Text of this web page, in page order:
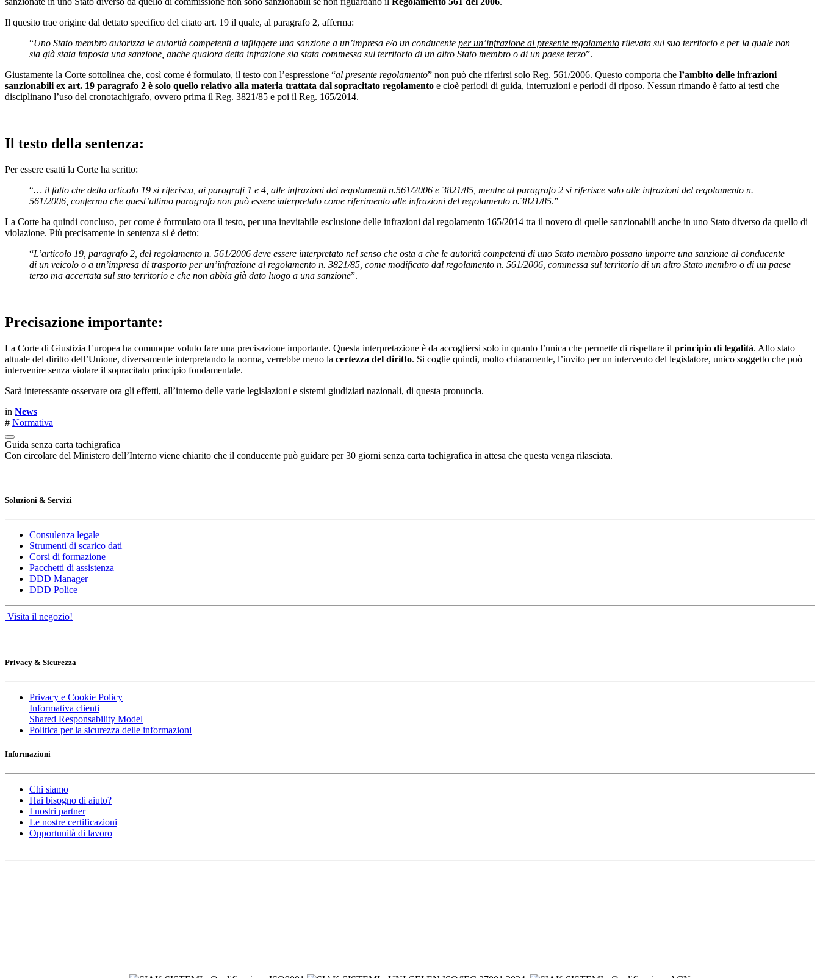
Il quesito trae origine dal dettato specifico del citato art. 19 il quale, al paragrafo 2, afferma:
“Uno Stato membro autorizza le autorità competenti a infliggere una sanzione a un’impresa e/o un conducente per un’infrazione al presente regolamento rilevata sul suo territorio e per la quale non
sia già stata imposta una sanzione, anche qualora detta infrazione sia stata commessa sul territorio di un altro Stato membro o di un paese terzo”.
Giustamente la Corte sottolinea che, così come è formulato, il testo con l’espressione “al presente regolamento” non può che riferirsi solo Reg. 561/2006. Questo comporta che l’ambito delle infrazioni
sanzionabili ex art. 19 paragrafo 2 è solo quello relativo alla materia trattata dal sopracitato regolamento e cioè periodi di guida, interruzioni e periodi di riposo. Nessun rimando è fatto ai testi che
disciplinano l’uso del cronotachigrafo, ovvero prima il Reg. 3821/85 e poi il Reg. 165/2014.
Il testo della sentenza:
Per essere esatti la Corte ha scritto:
“… il fatto che detto articolo 19 si riferisca, ai paragrafi 1 e 4, alle infrazioni dei regolamenti n.561/2006 e 3821/85, mentre al paragrafo 2 si riferisce solo alle infrazioni del regolamento n.
561/2006, conferma che quest’ultimo paragrafo non può essere interpretato come riferimento alle infrazioni del regolamento n.3821/85.”
La Corte ha quindi concluso, per come è formulato ora il testo, per una inevitabile esclusione delle infrazioni dal regolamento 165/2014 tra il novero di quelle sanzionabili anche in uno Stato diverso da quello di
violazione. Più precisamente in sentenza si è detto:
“L’articolo 19, paragrafo 2, del regolamento n. 561/2006 deve essere interpretato nel senso che osta a che le autorità competenti di uno Stato membro possano imporre una sanzione al conducente
di un veicolo o a un’impresa di trasporto per un’infrazione al regolamento n. 3821/85, come modificato dal regolamento n. 561/2006, commessa sul territorio di un altro Stato membro o di un paese
terzo ma accertata sul suo territorio e che non abbia già dato luogo a una sanzione”.
Precisazione importante:
La Corte di Giustizia Europea ha comunque voluto fare una precisazione importante. Questa interpretazione è da accogliersi solo in quanto l’unica che permette di rispettare il principio di legalità. Allo stato
attuale del diritto dell’Unione, diversamente interpretando la norma, verrebbe meno la certezza del diritto. Si coglie quindi, molto chiaramente, l’invito per un intervento del legislatore, unico soggetto che può
intervenire senza violare il sopracitato principio fondamentale.
Sarà interessante osservare ora gli effetti, all’interno delle varie legislazioni e sistemi giudiziari nazionali, di questa pronuncia.
in News
# Normativa
Guida senza carta tachigrafica
Con circolare del Ministero dell’Interno viene chiarito che il conducente può guidare per 30 giorni senza carta tachigrafica in attesa che questa venga rilasciata.
Soluzioni & Servizi
Consulenza legale
Strumenti di scarico dati
Corsi di formazione
Pacchetti di assistenza
DDD Manager
DDD Police
Visita il negozio!
Privacy & Sicurezza
Privacy e Cookie Policy
Informativa clienti
Shared Responsability Model
Politica per la sicurezza delle informazioni
Informazioni
Chi siamo
Hai bisogno di aiuto?
I nostri partner
Le nostre certificazioni
Opportunità di lavoro